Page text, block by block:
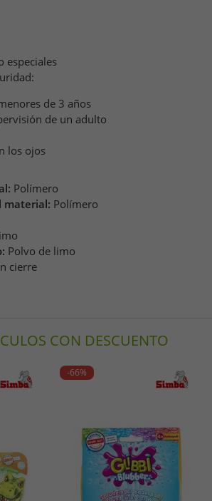
especiales
de 3 años
de un adulto
los ojos
Polímero
material: Polímero
Polvo de limo
cierre
CON DESCUENTO
-66%